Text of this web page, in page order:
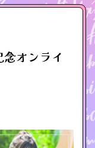
念オンライ